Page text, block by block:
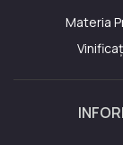
Materia